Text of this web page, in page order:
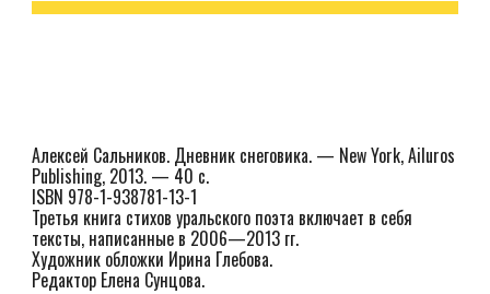
Алексей Сальников. Дневник снеговика. — New York, Ailuros
Publishing, 2013. — 40 с.
ISBN 978-1-938781-13-1
Третья книга стихов уральского поэта включает в себя
тексты, написанные в 2006—2013 гг.
Художник обложки Ирина Глебова.
Редактор Елена Сунцова.